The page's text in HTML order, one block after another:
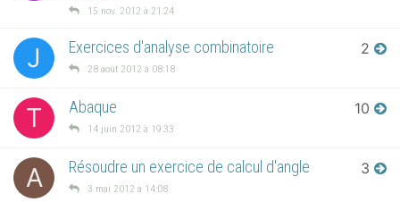
15 nov. 2012 à 21:24
J Exercices d'analyse combinatoire
28 août 2012 à 08:18
2
T Abaque
14 juin 2012 à 19:33
10
A Résoudre un exercice de calcul d'angle
3 mai 2012 à 14:08
3